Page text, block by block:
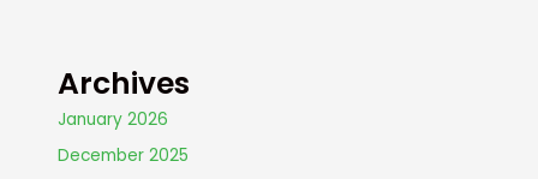
Archives
January 2026
December 2025